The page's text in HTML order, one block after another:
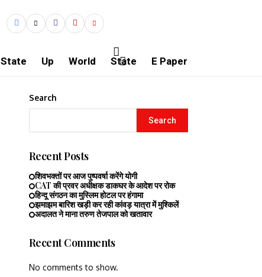
State Up World State E Paper
Search
Search
Recent Posts
शिवभक्तों पर आज पुष्पवर्षा करेंगे योगी
CAT की प्रवर अधीक्षक डाकघर के आदेश पर रोक
हिन्दू संगठन का मुस्लिम होटल पर हंगामा
झमाझम बारिश खड़ी कर रही कांवड़ यात्रा में मुश्किलें
अदालत ने माना तरुण तेजपाल को खतावार
Recent Comments
No comments to show.